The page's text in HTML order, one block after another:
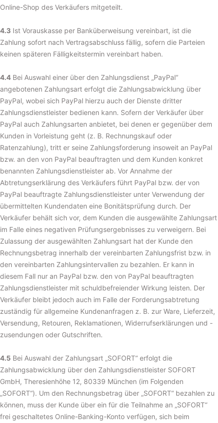
Online-Shop des Verkäufers mitgeteilt.
4.3 Ist Vorauskasse per Banküberweisung vereinbart, ist die
Zahlung sofort nach Vertragsabschluss fällig, sofern die Parteien
keinen späteren Fälligkeitstermin vereinbart haben.
4.4 Bei Auswahl einer über den Zahlungsdienst „PayPal“
angebotenen Zahlungsart erfolgt die Zahlungsabwicklung über
PayPal, wobei sich PayPal hierzu auch der Dienste dritter
Zahlungsdienstleister bedienen kann. Sofern der Verkäufer über
PayPal auch Zahlungsarten anbietet, bei denen er gegenüber dem
Kunden in Vorleistung geht (z. B. Rechnungskauf oder
Ratenzahlung), tritt er seine Zahlungsforderung insoweit an PayPal
bzw. an den von PayPal beauftragten und dem Kunden konkret
benannten Zahlungsdienstleister ab. Vor Annahme der
Abtretungserklärung des Verkäufers führt PayPal bzw. der von
PayPal beauftragte Zahlungsdienstleister unter Verwendung der
übermittelten Kundendaten eine Bonitätsprüfung durch. Der
Verkäufer behält sich vor, dem Kunden die ausgewählte Zahlungsart
im Falle eines negativen Prüfungsergebnisses zu verweigern. Bei
Zulassung der ausgewählten Zahlungsart hat der Kunde den
Rechnungsbetrag innerhalb der vereinbarten Zahlungsfrist bzw. in
den vereinbarten Zahlungsintervallen zu bezahlen. Er kann in
diesem Fall nur an PayPal bzw. den von PayPal beauftragten
Zahlungsdienstleister mit schuldbefreiender Wirkung leisten. Der
Verkäufer bleibt jedoch auch im Falle der Forderungsabtretung
zuständig für allgemeine Kundenanfragen z. B. zur Ware, Lieferzeit,
Versendung, Retouren, Reklamationen, Widerrufserklärungen und -
zusendungen oder Gutschriften.
4.5 Bei Auswahl der Zahlungsart „SOFORT“ erfolgt die
Zahlungsabwicklung über den Zahlungsdienstleister SOFORT
GmbH, Theresienhöhe 12, 80339 München (im Folgenden
„SOFORT“). Um den Rechnungsbetrag über „SOFORT“ bezahlen zu
können, muss der Kunde über ein für die Teilnahme an „SOFORT“
frei geschaltetes Online-Banking-Konto verfügen, sich beim